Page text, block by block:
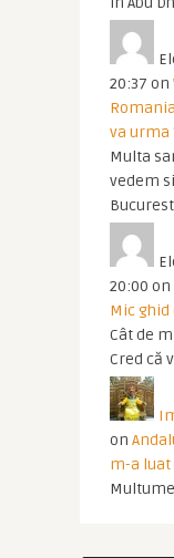
20:37 on
va urma
Multa
vedem
20:00 on
Mic
Cât de
Cred că
on
m-a